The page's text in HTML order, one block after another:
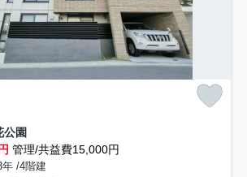
園
管理/共益費15,000円
/4階建